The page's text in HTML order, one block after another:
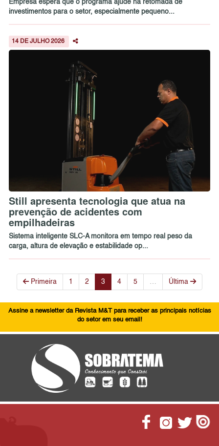
Empresa espera que o programa ajude na retomada de
investimentos para o setor, especialmente pequeno...
14 DE JULHO 2026
Still apresenta tecnologia que atua na
prevenção de acidentes com
empilhadeiras
Sistema inteligente SLC-A monitora em tempo real peso da
carga, altura de elevação e estabilidade op...
Primeira 1 2 3 4 5 Última
Assine a newsletter da Revista M&T para receber as principais notícias
do setor em seu email!